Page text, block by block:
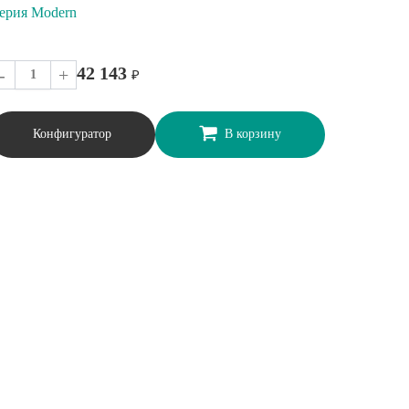
Modern
- + 42 143 ₽
Конфигуратор В корзину